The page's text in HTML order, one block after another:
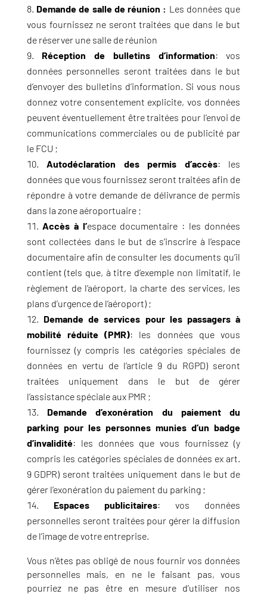
Demande de salle de réunion : Les données que
vous fournissez ne seront traitées que dans le but
de réserver une salle de réunion
Réception de bulletins d’information: vos
données personnelles seront traitées dans le but
d’envoyer des bulletins d’information. Si vous nous
donnez votre consentement explicite, vos données
peuvent éventuellement être traitées pour l’envoi de
communications commerciales ou de publicité par
le FCU ;
Autodéclaration des permis d’accès: les
données que vous fournissez seront traitées afin de
répondre à votre demande de délivrance de permis
dans la zone aéroportuaire ;
Accès à l’espace documentaire : les données
sont collectées dans le but de s’inscrire à l’espace
documentaire afin de consulter les documents qu’il
contient (tels que, à titre d’exemple non limitatif, le
règlement de l’aéroport, la charte des services, les
plans d’urgence de l’aéroport) ;
Demande de services pour les passagers à
mobilité réduite (PMR): les données que vous
fournissez (y compris les catégories spéciales de
données en vertu de l’article 9 du RGPD) seront
traitées uniquement dans le but de gérer
l’assistance spéciale aux PMR ;
Demande d’exonération du paiement du
parking pour les personnes munies d’un badge
d’invalidité: les données que vous fournissez (y
compris les catégories spéciales de données ex art.
9 GDPR) seront traitées uniquement dans le but de
gérer l’exonération du paiement du parking ;
Espaces publicitaires: vos données
personnelles seront traitées pour gérer la diffusion
de l’image de votre entreprise.
Vous n’êtes pas obligé de nous fournir vos données
personnelles mais, en ne le faisant pas, vous
pourriez ne pas être en mesure d’utiliser nos